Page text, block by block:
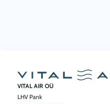
VITAL AIR OÜ
LHV Pank